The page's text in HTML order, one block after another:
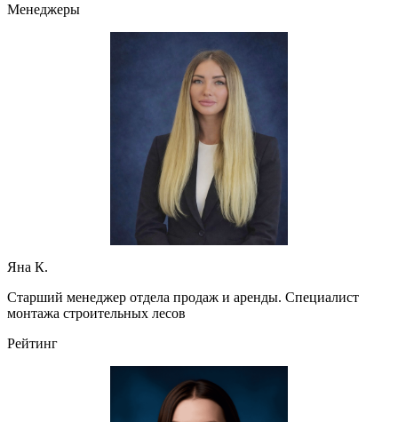
Менеджеры
Яна К.
Старший менеджер отдела продаж и аренды. Специалист
монтажа строительных лесов
Рейтинг